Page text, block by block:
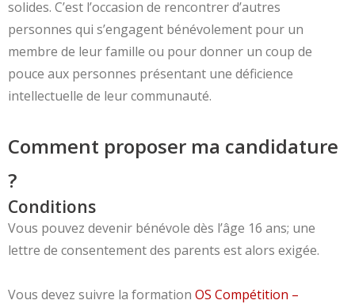
solides. C’est l’occasion de rencontrer d’autres
personnes qui s’engagent bénévolement pour un
membre de leur famille ou pour donner un coup de
pouce aux personnes présentant une déficience
intellectuelle de leur communauté.
Comment proposer ma candidature
?
Conditions
Vous pouvez devenir bénévole dès l’âge 16 ans; une
lettre de consentement des parents est alors exigée.
Vous devez suivre la formation OS Compétition –